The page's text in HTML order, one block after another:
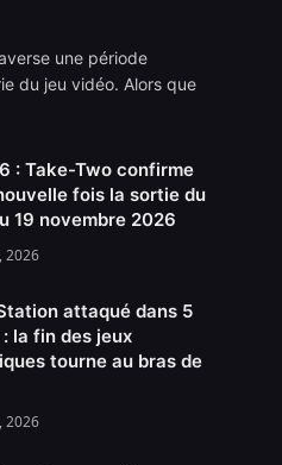
une période
du jeu vidéo. Alors que
: Take-Two confirme
fois la sortie du
19 novembre 2026
2026
attaqué dans 5
la fin des jeux
tourne au bras de
2026